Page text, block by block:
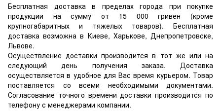
Бесплатная доставка в пределах города при покупке
продукции на сумму от 15 000 гривен (кроме
крупногабаритных и тяжелых товаров). Бесплатная
доставка возможна в Киеве, Харькове, Днепропетровске,
Львове.
Осуществление доставки производится в тот же или на
следующий день получения заказа. Доставка
осуществляется в удобное для Вас время курьером. Товар
поставляется со всеми необходимыми документами.
Согласование точного времени доставки производится по
телефону с менеджерами компании.